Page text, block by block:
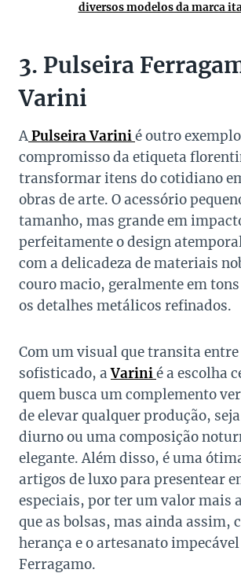
diversos modelos da marca
3. Pulseira
Varini
APulseira Varinié outro
compromisso da etiqueta
transformar itens do cotidiano
obras de arte. O acessório
tamanho, mas grande em
perfeitamente o design
com a delicadeza de materiais
couro macio, geralmente em
os detalhes metálicos refinados.
Com um visual que transita entre
sofisticado, aVarinié a escolha
quem busca um complemento
de elevar qualquer produção,
diurno ou uma composição
elegante. Além disso, é uma
artigos de luxo para presentear
especiais, por ter um valor mais
que as bolsas, mas ainda assim,
herança e o artesanato
Ferragamo.